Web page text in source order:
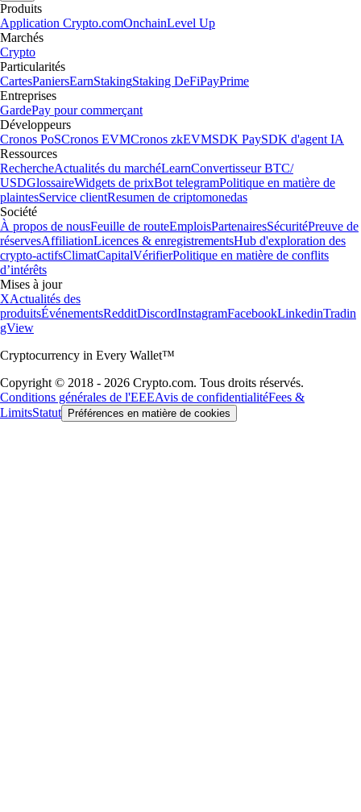
Produits
Application Crypto.comOnchainLevel Up
Marchés
Crypto
Particularités
CartesPaniersEarnStakingStaking DeFiPayPrime
Entreprises
GardePay pour commerçant
Développeurs
Cronos PoSCronos EVMCronos zkEVMSDK PaySDK d'agent IA
Ressources
RechercheActualités du marchéLearnConvertisseur BTC/
USDGlossaireWidgets de prixBot telegramPolitique en matière de
plaintesService clientResumen de criptomonedas
Société
À propos de nousFeuille de routeEmploisPartenairesSécuritéPreuve de
réservesAffiliationLicences & enregistrementsHub d'exploration des
crypto-actifsClimatCapitalVérifierPolitique en matière de conflits
d’intérêts
Mises à jour
XActualités des
produitsÉvénementsRedditDiscordInstagramFacebookLinkedinTradin
gView
Cryptocurrency in Every Wallet™
Copyright © 2018 - 2026 Crypto.com. Tous droits réservés.
Conditions générales de l'EEEAvis de confidentialitéFees &
LimitsStatut Préférences en matière de cookies